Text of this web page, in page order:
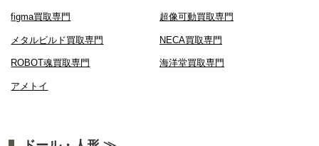
figma買取専門 超像可動買取専門
メタルビルド買取専門 NECA買取専門
ROBOT魂買取専門 海洋堂買取専門
アメトイ